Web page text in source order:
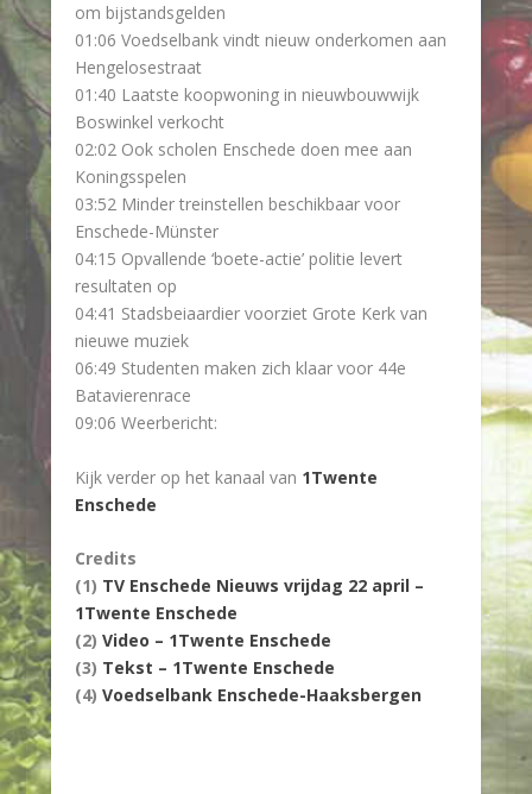
om bijstandsgelden
01:06 Voedselbank vindt nieuw onderkomen aan
Hengelosestraat
01:40 Laatste koopwoning in nieuwbouwwijk
Boswinkel verkocht
02:02 Ook scholen Enschede doen mee aan
Koningsspelen
03:52 Minder treinstellen beschikbaar voor
Enschede-Münster
04:15 Opvallende ‘boete-actie’ politie levert
resultaten op
04:41 Stadsbeiaardier voorziet Grote Kerk van
nieuwe muziek
06:49 Studenten maken zich klaar voor 44e
Batavierenrace
09:06 Weerbericht:
Kijk verder op het kanaal van 1Twente
Enschede
Credits
(1) TV Enschede Nieuws vrijdag 22 april –
1Twente Enschede
(2) Video – 1Twente Enschede
(3) Tekst – 1Twente Enschede
(4) Voedselbank Enschede-Haaksbergen